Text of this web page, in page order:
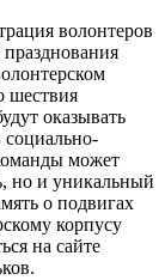
волонтеров
шествия
оказывать
социально-
может
но и уникальный
о подвигах
корпусу
на сайте